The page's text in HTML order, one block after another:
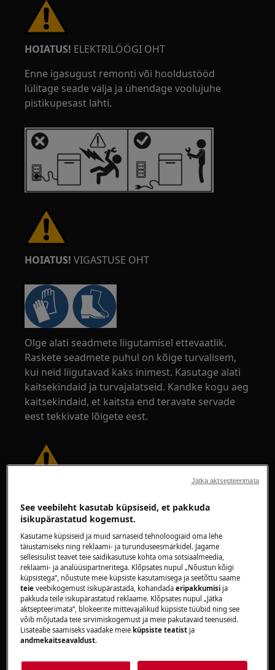
HOIATUS! ELEKTRILÖÖGI OHT
Enne igasugust remonti või hooldustööd
lülitage seade välja ja ühendage voolujuhe
pistikupesast lahti.
HOIATUS! VIGASTUSE OHT
Olge alati seadmete liigutamisel ettevaatlik.
Raskete seadmete puhul on kõige turvalisem,
kui neid liigutavad kaks inimest. Kasutage alati
kaitsekindaid ja turvajalatseid. Kandke kogu aeg
kaitsekindaid, et kaitsta end teravate servade
eest tekkivate lõigete eest.
Kanna kaitseprille, kui teostad hooldus- või
remonditöid, mis hõlmavad vedrusid.
See veebileht kasutab küpsiseid, et pakkuda
isikupärastatud kogemust.
Kasutame küpsiseid ja muid sarnaseid tehnoloogiaid oma lehe
täiustamiseks ning reklaami- ja turunduseesmärkidel. Jagame
sellesisulist teavet teie saidikasutuse kohta oma sotsiaalmeedia,
reklaami- ja analüüsipartneritega. Klõpsates nupul „Nõustun kõigi
küpsistega“, nõustute meie küpsiste kasutamisega ja seetõttu saame
teie veebikogemust isikupärastada, kohandadaeripakkumisi ja
pakkuda teile isikupärastatud reklaame. Klõpsates nupul „Jätka
aktsepteerimata“, blokeerite mittevajalikud küpsiste tüübid ning see
võib mõjutada teie sirvimiskogemust ja meie pakutavaid teenuseid.
Lisateabe saamiseks vaadake meieküpsiste teatist ja
andmekaitseavaldust.
Jätka aktsepteerimata